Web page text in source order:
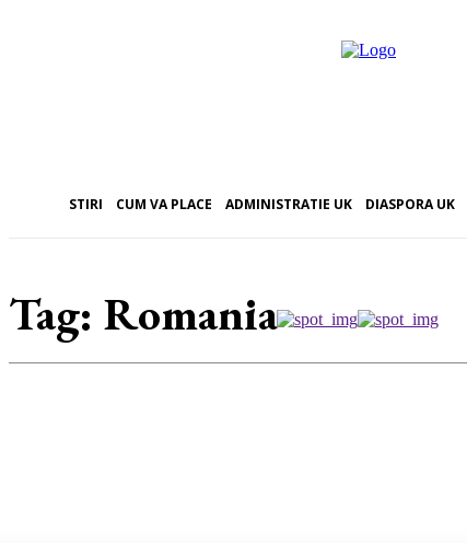
STIRI CUM VA PLACE ADMINISTRATIE UK DIASPORA UK
Tag: Romania